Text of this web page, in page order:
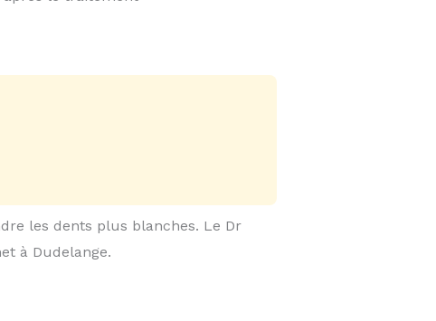
les dents plus blanches. Le Dr
à Dudelange.